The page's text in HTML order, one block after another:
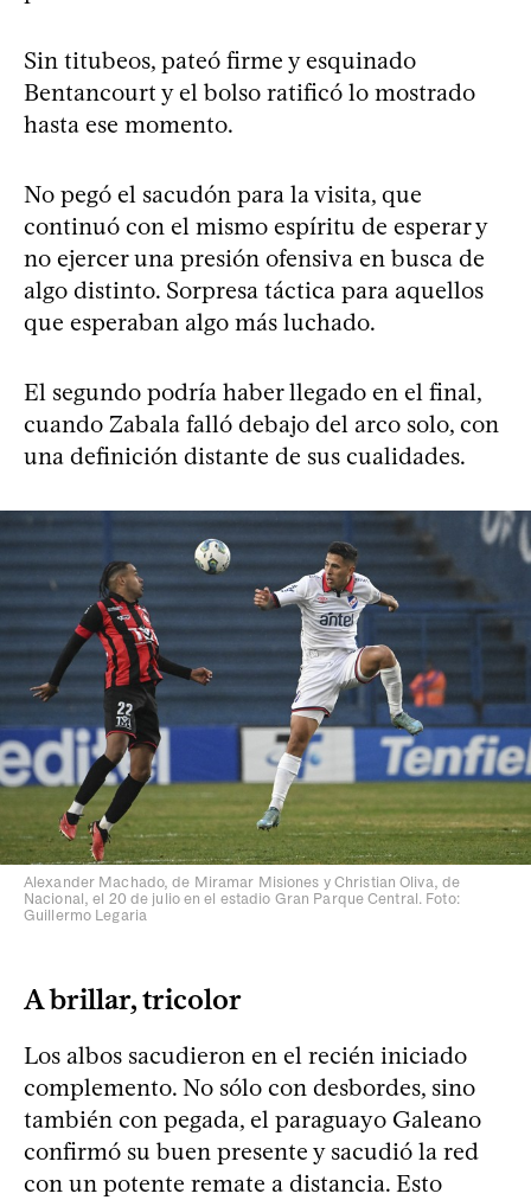
Sin titubeos, pateó firme y esquinado
Bentancourt y el bolso ratificó lo mostrado
hasta ese momento.
No pegó el sacudón para la visita, que
continuó con el mismo espíritu de esperar y
no ejercer una presión ofensiva en busca de
algo distinto. Sorpresa táctica para aquellos
que esperaban algo más luchado.
El segundo podría haber llegado en el final,
cuando Zabala falló debajo del arco solo, con
una definición distante de sus cualidades.
Alexander Machado, de Miramar Misiones y Christian Oliva, de
Nacional, el 20 de julio en el estadio Gran Parque Central. Foto:
Guillermo Legaria
A brillar, tricolor
Los albos sacudieron en el recién iniciado
complemento. No sólo con desbordes, sino
también con pegada, el paraguayo Galeano
confirmó su buen presente y sacudió la red
con un potente remate a distancia. Esto